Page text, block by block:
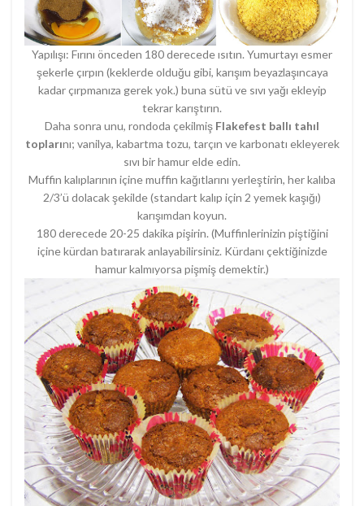
Yapılışı: Fırını önceden 180 derecede ısıtın. Yumurtayı esmer
şekerle çırpın (keklerde olduğu gibi, karışım beyazlaşıncaya
kadar çırpmanıza gerek yok.) buna sütü ve sıvı yağı ekleyip
tekrar karıştırın.
Daha sonra unu, rondoda çekilmiş Flakefest ballı tahıl
toplarını; vanilya, kabartma tozu, tarçın ve karbonatı ekleyerek
sıvı bir hamur elde edin.
Muffin kalıplarının içine muffin kağıtlarını yerleştirin, her kalıba
2/3’ü dolacak şekilde (standart kalıp için 2 yemek kaşığı)
karışımdan koyun.
180 derecede 20-25 dakika pişirin. (Muffinlerinizin piştiğini
içine kürdan batırarak anlayabilirsiniz. Kürdanı çektiğinizde
hamur kalmıyorsa pişmiş demektir.)